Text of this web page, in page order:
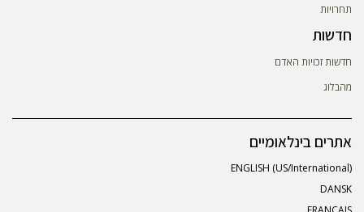
תחרויות
חדשות
חדשות זכויות האדם
מהבלוג
אתרים בינלאומיים
ENGLISH (US/International)
DANSK